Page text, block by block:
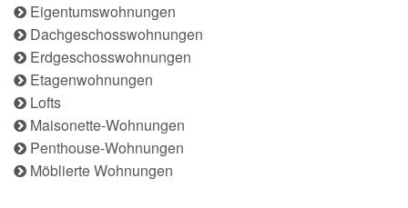
Eigentumswohnungen
Dachgeschosswohnungen
Erdgeschosswohnungen
Etagenwohnungen
Lofts
Maisonette-Wohnungen
Penthouse-Wohnungen
Möblierte Wohnungen